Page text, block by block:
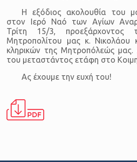
Η εξόδιος ακολουθία του
στον Ιερό Ναό των Αγίων
Τρίτη 15/3, προεξάρχοντος
Μητροπολίτου μας κ. Νικολάου
κληρικών της Μητροπόλεώς
του μεταστάντος ετάφη στο
Ας έχουμε την ευχή του!